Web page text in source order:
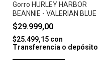
Gorro HURLEY HARBOR
BEANNIE - VALERIAN BLUE
$29.999,00
$25.499,15 con
Transferencia o depósito